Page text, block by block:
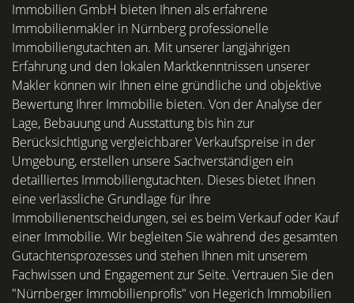
Immobilien GmbH bieten Ihnen als erfahrene
Immobilienmakler in Nürnberg professionelle
Immobiliengutachten an. Mit unserer langjährigen
Erfahrung und den lokalen Marktkenntnissen unserer
Makler können wir Ihnen eine gründliche und objektive
Bewertung Ihrer Immobilie bieten. Von der Analyse der
Lage, Bebauung und Ausstattung bis hin zur
Berücksichtigung vergleichbarer Verkaufspreise in der
Umgebung, erstellen unsere Sachverständigen ein
detailliertes Immobiliengutachten. Dieses bietet Ihnen
eine verlässliche Grundlage für Ihre
Immobilienentscheidungen, sei es beim Verkauf oder Kauf
einer Immobilie. Wir begleiten Sie während des gesamten
Gutachtensprozesses und stehen Ihnen mit unserem
Fachwissen und Engagement zur Seite. Vertrauen Sie den
"Nürnberger Immobilienprofis" von Hegerich Immobilien